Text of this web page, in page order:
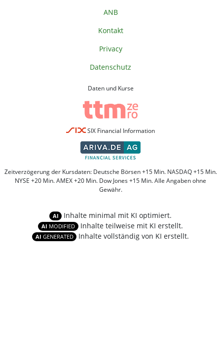
ANB
Kontakt
Privacy
Datenschutz
Daten und Kurse
SIX Financial Information
Zeitverzögerung der Kursdaten: Deutsche Börsen +15 Min. NASDAQ +15 Min.
NYSE +20 Min. AMEX +20 Min. Dow Jones +15 Min. Alle Angaben ohne
Gewähr.
AI Inhalte minimal mit KI optimiert.
AI MODIFIED Inhalte teilweise mit KI erstellt.
AI GENERATED Inhalte vollständig von KI erstellt.